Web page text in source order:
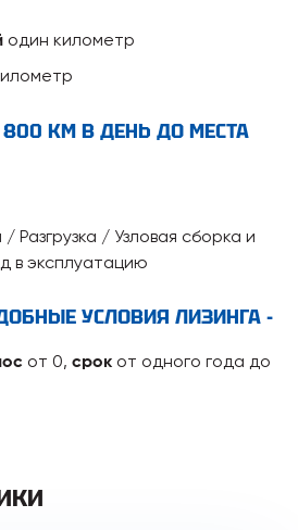
один километр
КМ В ДЕНЬ ДО МЕСТА
Разгрузка / Узловая сборка и
в эксплуатацию
УСЛОВИЯ ЛИЗИНГА -
от 0, срок от одного года до